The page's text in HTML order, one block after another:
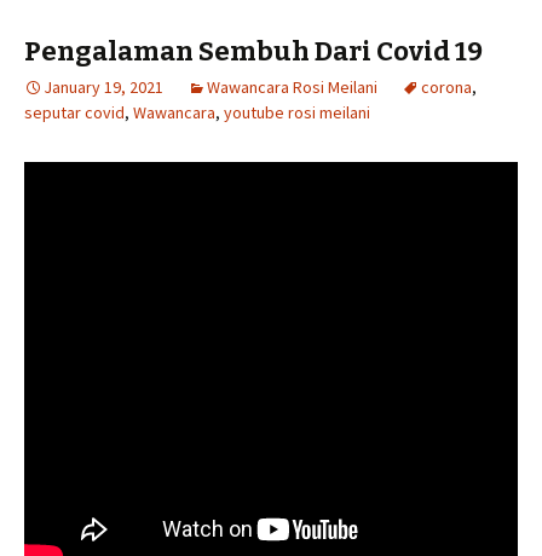
Pengalaman Sembuh Dari Covid 19
January 19, 2021 Wawancara Rosi Meilani corona,
seputar covid, Wawancara, youtube rosi meilani